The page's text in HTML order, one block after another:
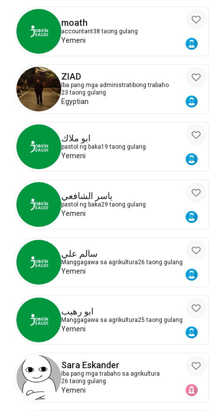
moath
accountant38 taong gulang
Yemeni
ZIAD
Iba pang mga administratibong trabaho
23 taong gulang
Egyptian
ابو ملاك
pastol ng baka19 taong gulang
Yemeni
ياسر الشافعي
pastol ng baka29 taong gulang
Yemeni
سالم علي
Manggagawa sa agrikultura26 taong gulang
Yemeni
ابو رهيب
Manggagawa sa agrikultura25 taong gulang
Yemeni
Sara Eskander
Iba pang mga trabaho sa agrikultura
26 taong gulang
Yemeni